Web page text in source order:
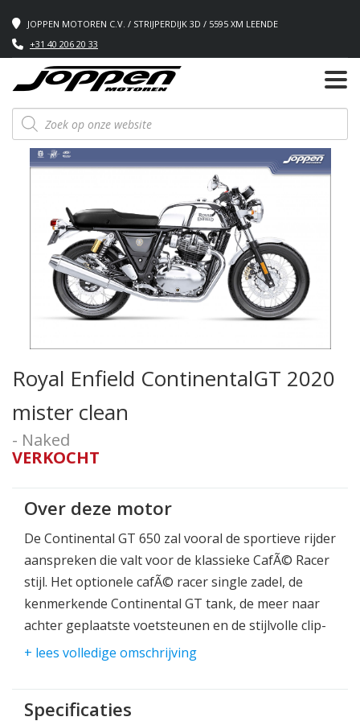
JOPPEN MOTOREN C.V. / STRIJPERDIJK 3D / 5595 XM LEENDE
+31 40 206 20 33
Producten
zoeken
Royal Enfield ContinentalGT 2020
mister clean
- Naked
VERKOCHT
Over deze motor
De Continental GT 650 zal vooral de sportieve rijder
aanspreken die valt voor de klassieke CafÃ© Racer
stijl. Het optionele cafÃ© racer single zadel, de
kenmerkende Continental GT tank, de meer naar
achter geplaatste voetsteunen en de stijlvolle clip-
ons maken van deze cafÃ© racer een echte
Of je nu comfortabel in de stad onderweg bent,
over de snelweg van A naar B wil of via oneindige
+ lees volledige omschrijving
Specificaties